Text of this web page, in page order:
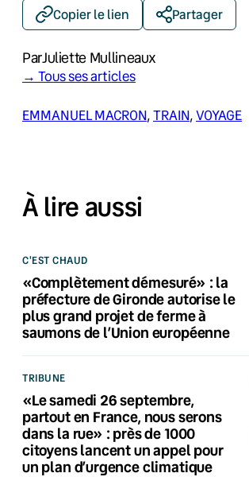
Copier le lien Partager
ParJuliette Mullineaux
→ Tous ses articles
EMMANUEL MACRON, TRAIN, VOYAGE
À lire aussi
C'EST CHAUD
«Complètement démesuré» : la
préfecture de Gironde autorise le
plus grand projet de ferme à
saumons de l’Union européenne
TRIBUNE
«Le samedi 26 septembre,
partout en France, nous serons
dans la rue» : près de 1000
citoyens lancent un appel pour
un plan d’urgence climatique